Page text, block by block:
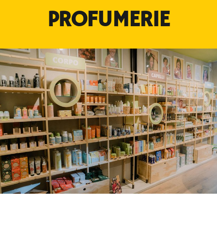
PROFUMERIE